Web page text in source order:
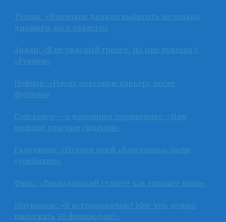
Тухель: «Новичков должен выбирать не только
дирижёр, но и оркестр»
Зидан: «Я не ужасный тренер, но мне повезло с
«Реалом»
Неймар: «Начну покерную карьеру после
футбола»
Солскьяер — о домашних поражениях: «Нам
мешают красные сидения»
Гвардиола: «Игроки моей «Барселоны» были
«убийцами»
Флик: «Левандовский стареет как хорошее вино»
Моуринью: «Я осторожничаю? Мне что, нужно
выпускать 10 форвардов?»